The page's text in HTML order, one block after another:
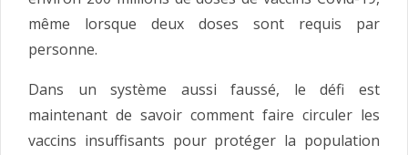
même lorsque deux doses sont requis par
personne.
Dans un système aussi faussé, le défi est
maintenant de savoir comment faire circuler les
vaccins insuffisants pour protéger la population